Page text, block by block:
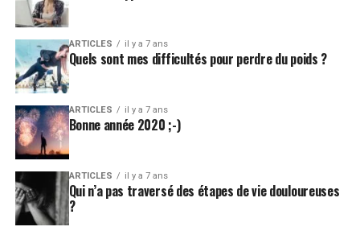
ARTICLES il y a 7 ans
Quels sont mes difficultés pour perdre du poids ?
ARTICLES il y a 7 ans
Bonne année 2020 ;-)
ARTICLES il y a 7 ans
Qui n’a pas traversé des étapes de vie douloureuses
?